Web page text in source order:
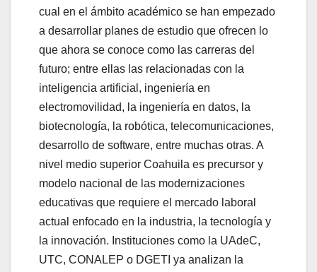
cual en el ámbito académico se han empezado
a desarrollar planes de estudio que ofrecen lo
que ahora se conoce como las carreras del
futuro; entre ellas las relacionadas con la
inteligencia artificial, ingeniería en
electromovilidad, la ingeniería en datos, la
biotecnología, la robótica, telecomunicaciones,
desarrollo de software, entre muchas otras. A
nivel medio superior Coahuila es precursor y
modelo nacional de las modernizaciones
educativas que requiere el mercado laboral
actual enfocado en la industria, la tecnología y
la innovación. Instituciones como la UAdeC,
UTC, CONALEP o DGETI ya analizan la